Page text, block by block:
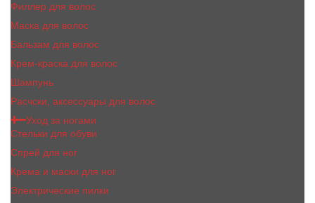
Филлер для волос
Маска для волос
Бальзам для волос
Крем-краска для волос
Шампунь
Расчски, аксессуары для волос
Уход за ногами
Стельки для обуви
Спрей для ног
Крема и маски для ног
Электрические пилки